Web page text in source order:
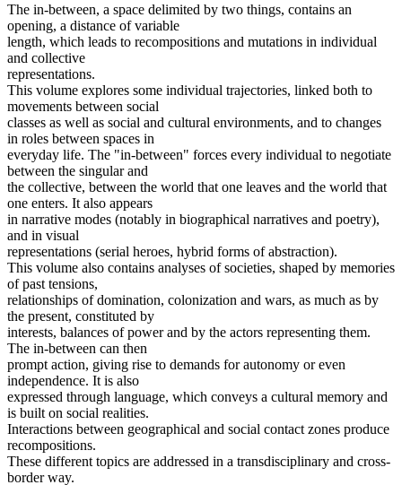
The in-between, a space delimited by two things, contains an
opening, a distance of variable
length, which leads to recompositions and mutations in individual
and collective
representations.
This volume explores some individual trajectories, linked both to
movements between social
classes as well as social and cultural environments, and to changes
in roles between spaces in
everyday life. The "in-between" forces every individual to negotiate
between the singular and
the collective, between the world that one leaves and the world that
one enters. It also appears
in narrative modes (notably in biographical narratives and poetry),
and in visual
representations (serial heroes, hybrid forms of abstraction).
This volume also contains analyses of societies, shaped by memories
of past tensions,
relationships of domination, colonization and wars, as much as by
the present, constituted by
interests, balances of power and by the actors representing them.
The in-between can then
prompt action, giving rise to demands for autonomy or even
independence. It is also
expressed through language, which conveys a cultural memory and
is built on social realities.
Interactions between geographical and social contact zones produce
recompositions.
These different topics are addressed in a transdisciplinary and cross-
border way.